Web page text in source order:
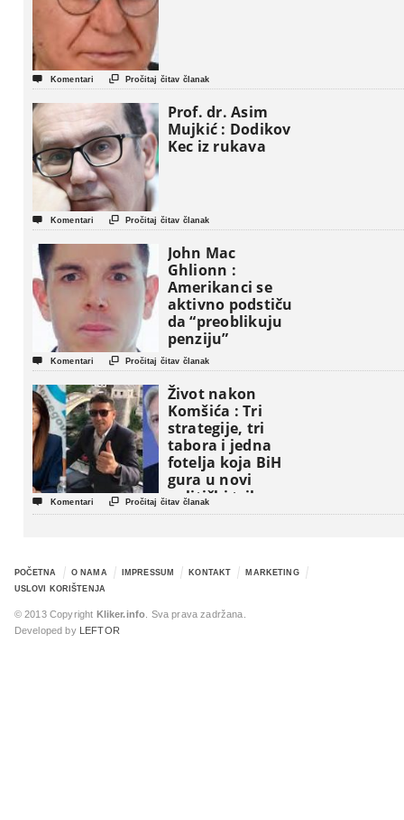
 Komentari  Pročitaj čitav članak
Prof. dr. Asim
Mujkić : Dodikov
Kec iz rukava
 Komentari  Pročitaj čitav članak
John Mac
Ghlionn :
Amerikanci se
aktivno podstiču
da “preoblikuju
penziju”
 Komentari  Pročitaj čitav članak
Život nakon
Komšića : Tri
strategije, tri
tabora i jedna
fotelja koja BiH
gura u novi
politički triler
 Komentari  Pročitaj čitav članak
POČETNA O NAMA IMPRESSUM KONTAKT
MARKETING
USLOVI KORIŠTENJA
© 2013 Copyright Kliker.info . Sva prava zadržana.
Developed by
LEFTOR